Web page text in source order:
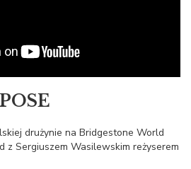
drużynie na Bridgestone World
Sergiuszem Wasilewskim reżyserem